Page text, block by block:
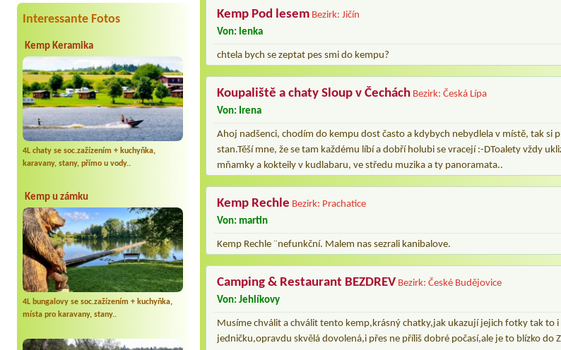
Interessante Fotos
Kemp Keramika
4L chaty se soc.zažízením + kuchyňka,
karavany, stany, přímo u vody..
Kemp u zámku
4L bungalovy se soc.zažízením + kuchyňka,
místa pro karavany, stany..
Kemp Pod lesem Bezirk: Jičín
Von: lenka
chtela bych se zeptat pes smi do kempu?
Koupaliště a chaty Sloup v Čechách Bezirk: Česká Lípa
Von: Irena
Ahoj nadšenci, chodím do kempu dost často a kdybych nebydlela v místě, tak si
stan.Těší mne, že se tam každému líbí a dobří holubi se vracejí :-DToalety vždy
mňamky a kokteily v kudlabaru, ve středu muzika a ty panoramata..
Kemp Rechle Bezirk: Prachatice
Von: martin
Kemp Rechle ¨nefunkční. Malem nas sezrali kanibalove.
Camping & Restaurant BEZDREV Bezirk: České Budějovice
Von: Jehlíkovy
Musíme chválit a chválit tento kemp,krásný chatky,jak ukazují jejich fotky tak to
jedničku,opravdu skvělá dovolená,i přes ne příliš dobré počasí,ale je to blízko do